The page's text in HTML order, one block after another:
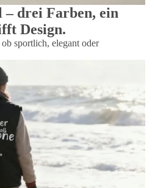
– drei Farben, ein
Design.
sportlich, elegant oder